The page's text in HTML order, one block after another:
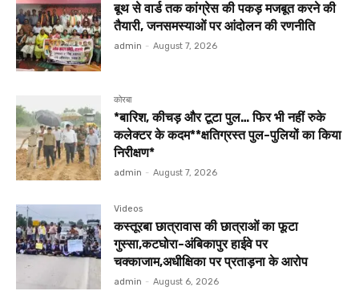
बूथ से वार्ड तक कांग्रेस की पकड़ मजबूत करने की
तैयारी, जनसमस्याओं पर आंदोलन की रणनीति
admin - August 7, 2026
कोरबा
*बारिश, कीचड़ और टूटा पुल… फिर भी नहीं रुके
कलेक्टर के कदम**क्षतिग्रस्त पुल-पुलियों का किया
निरीक्षण*
admin - August 7, 2026
Videos
कस्तूरबा छात्रावास की छात्राओं का फूटा
गुस्सा,कटघोरा-अंबिकापुर हाईवे पर
चक्काजाम,अधीक्षिका पर प्रताड़ना के आरोप
admin - August 6, 2026